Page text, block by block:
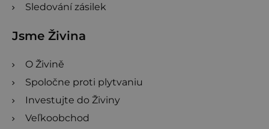
Sledování zásilek
Jsme Živina
O Živině
Spoločne proti plytvaniu
Investujte do Živiny
Veľkoobchod